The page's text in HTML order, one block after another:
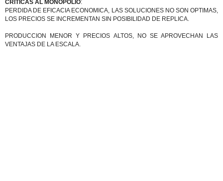
CRITICAS AL MONOPOLIO:
PERDIDA DE EFICACIA ECONOMICA, LAS SOLUCIONES NO SON OPTIMAS,
LOS PRECIOS SE INCREMENTAN SIN POSIBILIDAD DE REPLICA.
PRODUCCION MENOR Y PRECIOS ALTOS, NO SE APROVECHAN LAS
VENTAJAS DE LA ESCALA.